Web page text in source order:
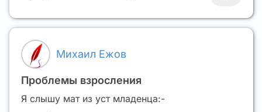
Михаил Ежов
Проблемы взросления
Я слышу мат из уст младенца:-